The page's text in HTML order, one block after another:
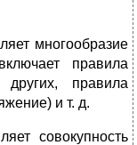
многообразие
правила
правила
и т. д.
совокупность